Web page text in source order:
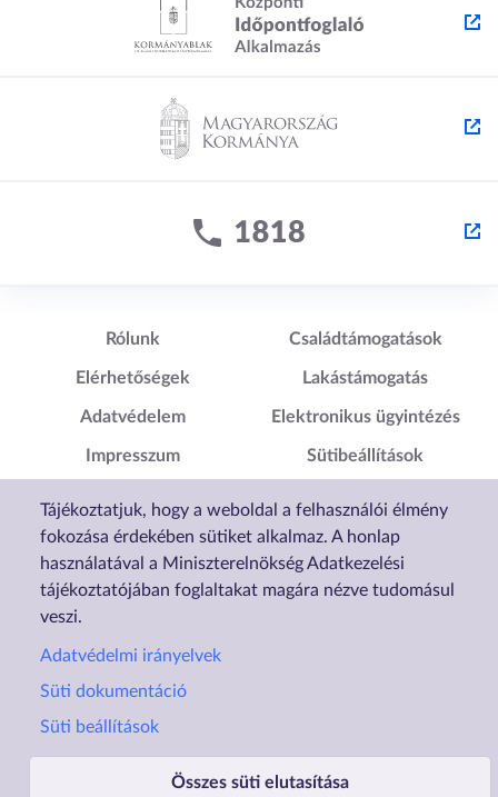
Tájékoztatjuk, hogy a weboldal a felhasználói élmény
fokozása érdekében sütiket alkalmaz. A honlap
használatával a Miniszterelnökség Adatkezelési
tájékoztatójában foglaltakat magára nézve tudomásul
veszi.
Adatvédelmi irányelvek
Süti dokumentáció
Süti beállítások
Összes süti elutasítása
Lábléc1
Rólunk
Elérhetőségek
Adatvédelem
Impresszum
Nyilatkozat
Lábléc2
Családtámogatások
Lakástámogatás
Elektronikus ügyintézés
Sütibeállítások